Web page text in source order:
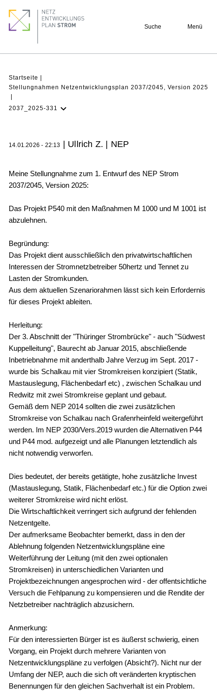
zum
Inhalt
Suche Menü
Pfadnavigation
Startseite
Stellungnahmen Netzentwicklungsplan 2037/2045, Version 2025
2037_2025-331
Beteiligung
Archiv
14.01.2026 - 22:13 | Ullrich Z. | NEP
Meine Stellungnahme zum 1. Entwurf des NEP Strom
2037/2045, Version 2025:
Das Projekt P540 mit den Maßnahmen M 1000 und M 1001 ist
abzulehnen.
Begründung:
Das Projekt dient ausschließlich den privatwirtschaftlichen
Interessen der Stromnetzbetreiber 50hertz und Tennet zu
Lasten der Stromkunden.
Aus dem aktuellen Szenariorahmen lässt sich kein Erfordernis
für dieses Projekt ableiten.
Herleitung:
Der 3. Abschnitt der "Thüringer Strombrücke" - auch "Südwest
Kuppelleitung", Baurecht ab Januar 2015, abschließende
Inbetriebnahme mit anderthalb Jahre Verzug im Sept. 2017 -
wurde bis Schalkau mit vier Stromkreisen konzipiert (Statik,
Mastauslegung, Flächenbedarf etc) , zwischen Schalkau und
Redwitz mit zwei Stromkreise geplant und gebaut.
Gemäß dem NEP 2014 sollten die zwei zusätzlichen
Stromkreise von Schalkau nach Grafenrheinfeld weitergeführt
werden. Im NEP 2030/Vers.2019 wurden die Alternativen P44
und P44 mod. aufgezeigt und alle Planungen letztendlich als
nicht notwendig verworfen.
Dies bedeutet, der bereits getätigte, hohe zusätzliche Invest
(Mastauslegung, Statik, Flächenbedarf etc.) für die Option zwei
weiterer Stromkreise wird nicht erlöst.
Die Wirtschaftlichkeit verringert sich aufgrund der fehlenden
Netzentgelte.
Der aufmerksame Beobachter bemerkt, dass in den der
Ablehnung folgenden Netzentwicklungspläne eine
Weiterführung der Leitung (mit den zwei optionalen
Stromkreisen) in unterschiedlichen Varianten und
Projektbezeichnungen angesprochen wird - der offentsichtliche
Versuch die Fehlpanung zu kompensieren und die Rendite der
Netzbetreiber nachträglich abzusichern.
Anmerkung:
Für den interessierten Bürger ist es äußerst schwierig, einen
Vorgang, ein Projekt durch mehrere Varianten von
Netzentwicklungspläne zu verfolgen (Absicht?). Nicht nur der
Umfang der NEP, auch die sich oft veränderten kryptischen
Benennungen für den gleichen Sachverhalt ist ein Problem.
quick
links